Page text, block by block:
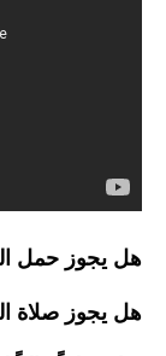
هل يجوز حمل
هل يجوز صلاة